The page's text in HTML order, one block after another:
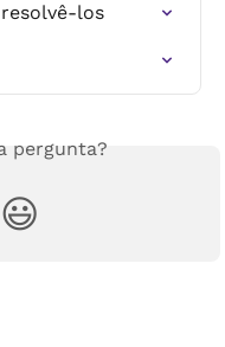
los
pergunta?
😃